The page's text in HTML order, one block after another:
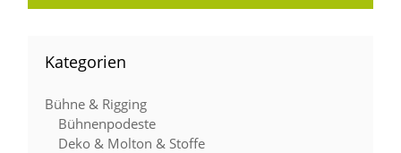
Kategorien
Bühne & Rigging
Bühnenpodeste
Deko & Molton & Stoffe